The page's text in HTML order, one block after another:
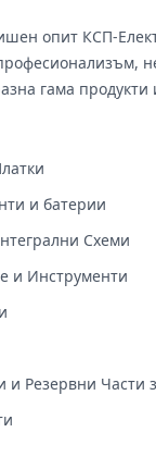
опит КСП-
гама продукти
и батерии
Схеми
и Инструменти
и Резервни Части